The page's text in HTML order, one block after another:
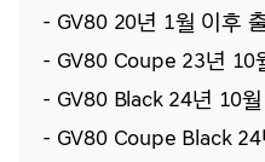
- GV80 20년 1월 이후
- GV80 Coupe 23년 10
- GV80 Black 24년 10
- GV80 Coupe Black